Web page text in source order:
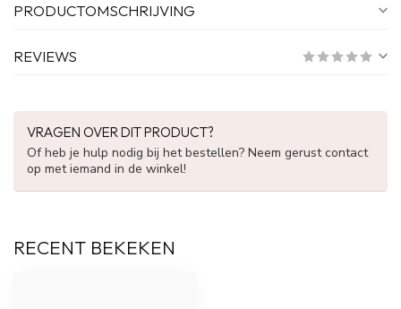
PRODUCTOMSCHRIJVING
REVIEWS
VRAGEN OVER DIT PRODUCT?
Of heb je hulp nodig bij het bestellen? Neem gerust contact
op met iemand in de winkel!
RECENT BEKEKEN